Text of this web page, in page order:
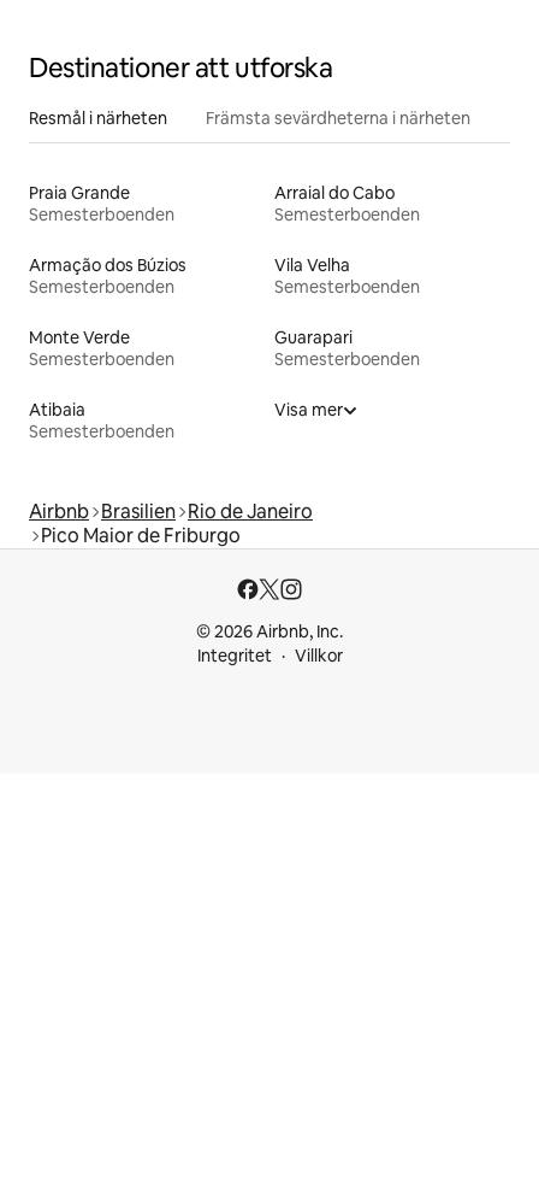
Destinationer att utforska
Resmål i närheten Främsta sevärdheterna i närheten
Praia Grande
Semesterboenden
Arraial do Cabo
Semesterboenden
Armação dos Búzios
Semesterboenden
Vila Velha
Semesterboenden
Monte Verde
Semesterboenden
Guarapari
Semesterboenden
Atibaia
Semesterboenden
Visa mer
Airbnb Brasilien Rio de Janeiro
Pico Maior de Friburgo
© 2026 Airbnb, Inc.
Integritet
Villkor